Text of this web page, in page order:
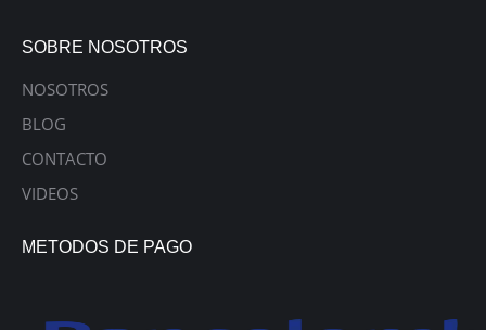
SOBRE NOSOTROS
NOSOTROS
BLOG
CONTACTO
VIDEOS
METODOS DE PAGO